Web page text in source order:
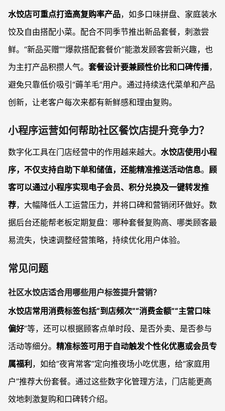
水饺店可重点打造高复购率产品，如多口味拼盘、家庭装水
饺及自由搭配小菜。配合不同季节推出新品套餐，刺激尝
鲜。“新品买赠”“爆款搭配套餐价”能激发顾客尝新兴趣，也
为主打产品积攒人气。 套餐设计要兼顾性价比和口碑传播，
避免只靠低价吸引“薅羊毛”用户。通过持续迭代菜单和产品
创新，让老客户每次来都有新鲜感和理由复购。
小程序运营如何帮助社区餐饮店提升竞争力？
数字化工具在门店经营中的作用越来越大。 水饺店使用小程
序，不仅支持自助下单和储值，还能精准推送活动信息。 顾
客可以通过小程序实现电子会员、积分兑换及一键转发推
荐，大幅降低人工运营压力，并将口碑和营销闭环做好。数
据后台还能帮老板定期复盘：哪种套餐复购高、哪类顾客最
易流失，快速调整经营策略，持续优化用户体验。
常见问题
社区水饺店适合用哪些用户标签提升营销？
水饺店常用消费标签包括“到店频次”“消费金额”“主营口味
偏好”等，还可以根据顾客点单时段、是否外卖、是否参与
活动等细分。 精准标签可用于自动触发个性化优惠或会员专
属福利 ，如给“夜宵常客”定向推夜场小吃优惠，给“家庭用
户”推荐大份套餐。通过这些数字化管理方法，门店能更高
效地刺激复购和口碑转介绍。